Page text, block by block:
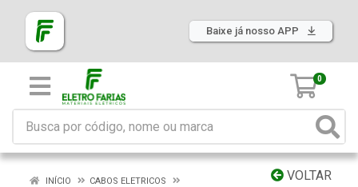
Baixe já nosso APP
0
VOLTAR
INÍCIO
CABOS ELETRICOS